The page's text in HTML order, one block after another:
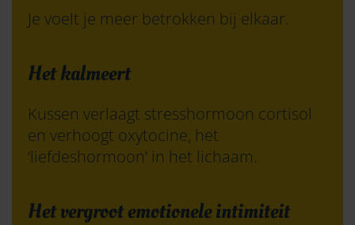
Je voelt je meer betrokken bij elkaar.
Het kalmeert
Kussen verlaagt stresshormoon cortisol
en verhoogt oxytocine, het
‘liefdeshormoon’ in het lichaam.
Het vergroot emotionele intimiteit